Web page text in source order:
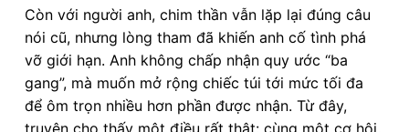
Còn với người anh, chim thần vẫn lặp lại đúng câu
nói cũ, nhưng lòng tham đã khiến anh cố tình phá
vỡ giới hạn. Anh không chấp nhận quy ước “ba
gang”, mà muốn mở rộng chiếc túi tới mức tối đa
để ôm trọn nhiều hơn phần được nhận. Từ đây,